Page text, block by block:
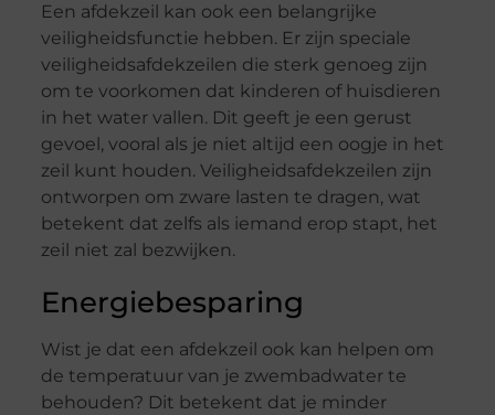
Een afdekzeil kan ook een belangrijke
veiligheidsfunctie hebben. Er zijn speciale
veiligheidsafdekzeilen die sterk genoeg zijn
om te voorkomen dat kinderen of huisdieren
in het water vallen. Dit geeft je een gerust
gevoel, vooral als je niet altijd een oogje in het
zeil kunt houden. Veiligheidsafdekzeilen zijn
ontworpen om zware lasten te dragen, wat
betekent dat zelfs als iemand erop stapt, het
zeil niet zal bezwijken.
Energiebesparing
Wist je dat een afdekzeil ook kan helpen om
de temperatuur van je zwembadwater te
behouden? Dit betekent dat je minder